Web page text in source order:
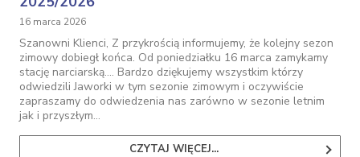
16 marca 2026
Szanowni Klienci, Z przykrością informujemy, że kolejny sezon
zimowy dobiegł końca. Od poniedziałku 16 marca zamykamy
stację narciarską.... Bardzo dziękujemy wszystkim którzy
odwiedzili Jaworki w tym sezonie zimowym i oczywiście
zapraszamy do odwiedzenia nas zarówno w sezonie letnim
jak i przyszłym…
CZYTAJ WIĘCEJ...